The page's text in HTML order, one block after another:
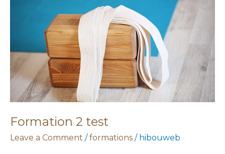
Formation 2 test
Leave a Comment /formations / hibouweb